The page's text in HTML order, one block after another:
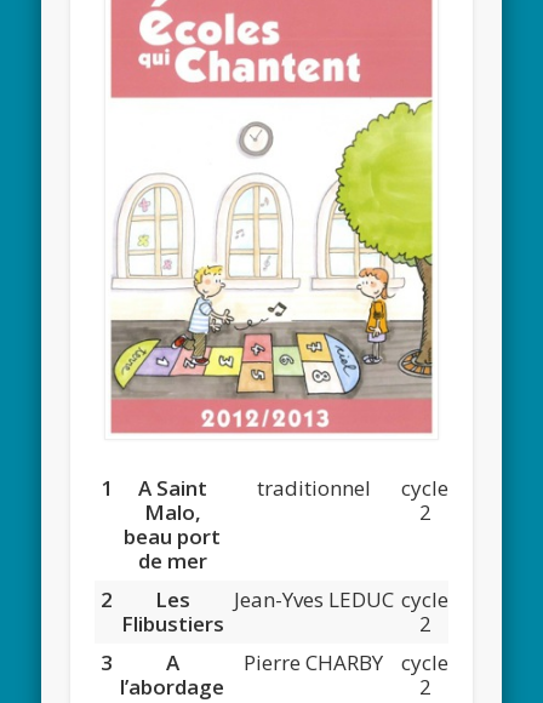
1
A Saint
Malo,
beau port
de mer
traditionnel
cycle
2
2
Les
Flibustiers
Jean-Yves LEDUC cycle
2
3
A
l’abordage
Pierre CHARBY
cycle
2